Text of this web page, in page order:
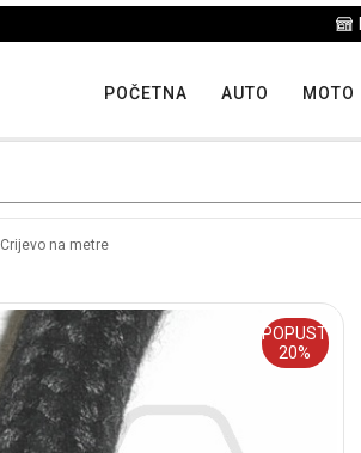
POČETNA AUTO MOTO
Crijevo na metre
POPUST
20%